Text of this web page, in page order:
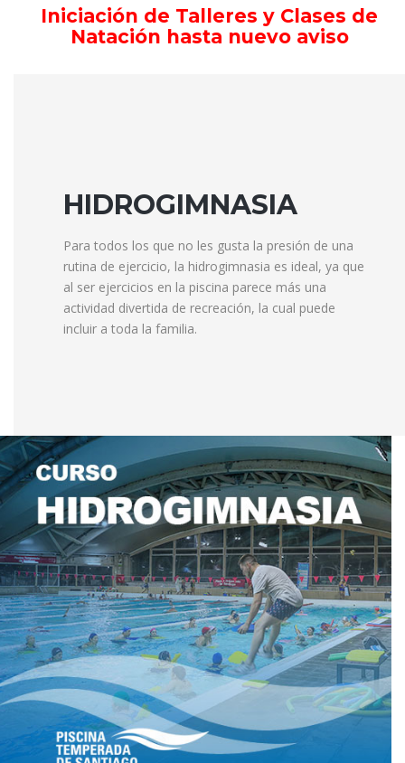
Iniciación de Talleres y Clases de
Natación hasta nuevo aviso
HIDROGIMNASIA
Para todos los que no les gusta la presión de una
rutina de ejercicio, la hidrogimnasia es ideal, ya que
al ser ejercicios en la piscina parece más una
actividad divertida de recreación, la cual puede
incluir a toda la familia.